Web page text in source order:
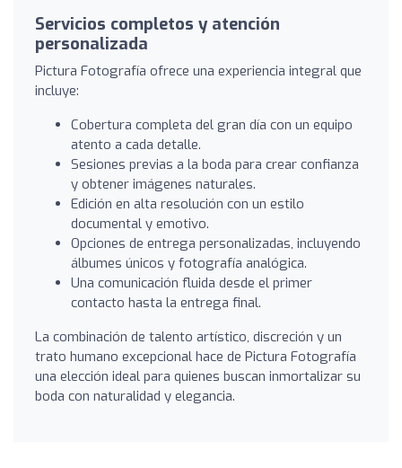
Servicios completos y atención
personalizada
Pictura Fotografía ofrece una experiencia integral que
incluye:
Cobertura completa del gran día con un equipo
atento a cada detalle.
Sesiones previas a la boda para crear confianza
y obtener imágenes naturales.
Edición en alta resolución con un estilo
documental y emotivo.
Opciones de entrega personalizadas, incluyendo
álbumes únicos y fotografía analógica.
Una comunicación fluida desde el primer
contacto hasta la entrega final.
La combinación de talento artístico, discreción y un
trato humano excepcional hace de Pictura Fotografía
una elección ideal para quienes buscan inmortalizar su
boda con naturalidad y elegancia.